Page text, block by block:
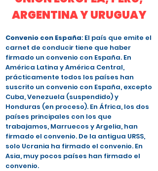
ARGENTINA Y URUGUAY
Convenio con España: El país que emite el
carnet de conducir tiene que haber
firmado un convenio con España. En
América Latina y América Central,
prácticamente todos los países han
suscrito un convenio con España, excepto
Cuba, Venezuela (suspendido) y
Honduras (en proceso). En África, los dos
países principales con los que
trabajamos, Marruecos y Argelia, han
firmado el convenio. De la antigua URSS,
solo Ucrania ha firmado el convenio. En
Asia, muy pocos países han firmado el
convenio.